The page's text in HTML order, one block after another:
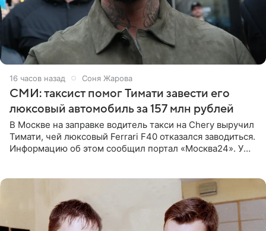
16 часов назад Соня Жарова
СМИ: таксист помог Тимати завести его
люксовый автомобиль за 157 млн рублей
В Москве на заправке водитель такси на Chery выручил
Тимати, чей люксовый Ferrari F40 отказался заводиться.
Информацию об этом сообщил портал «Москва24». У